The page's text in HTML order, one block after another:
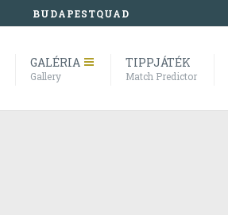
BUDAPESTQUAD
GALÉRIA
Gallery
TIPPJÁTÉK
Match Predictor